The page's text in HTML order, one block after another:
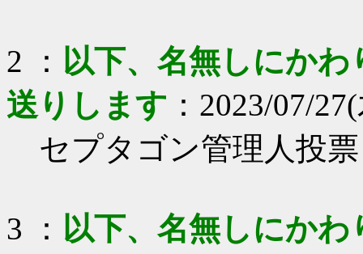
2 ： 以下、名無しにか
送りします ：2023/07/
セプタゴン管理人投票
3 ： 以下、名無しにか